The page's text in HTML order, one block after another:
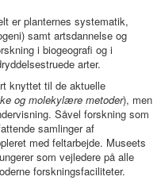
er planternes systematik,
samt artsdannelse og
i biogeografi og i
arter.
knyttet til de aktuelle
og molekylære metoder), men
Såvel forskning som
samlinger af
med feltarbejde. Museets
som vejledere på alle
forskningsfaciliteter.